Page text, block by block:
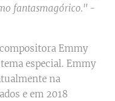
fantasmagórico." -
Emmy
especial. Emmy
na
e em 2018